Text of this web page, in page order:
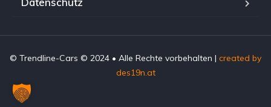
© Trendline-Cars © 2024 • Alle Rechte vorbehalten | created by
des19n.at